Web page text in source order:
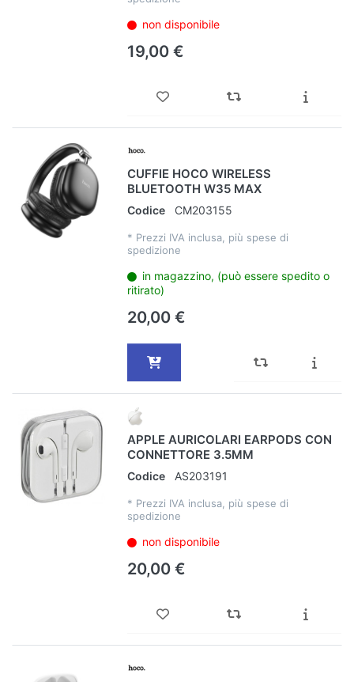
non disponibile
19,00 €
CUFFIE HOCO WIRELESS
BLUETOOTH W35 MAX
Codice CM203155
* Prezzi IVA inclusa, più spese di
spedizione
in magazzino, (può essere spedito o
ritirato)
20,00 €
APPLE AURICOLARI EARPODS CON
CONNETTORE 3.5MM
Codice AS203191
* Prezzi IVA inclusa, più spese di
spedizione
non disponibile
20,00 €